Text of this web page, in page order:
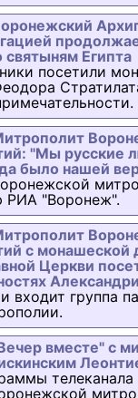
святыням Египта
посетили
"Мы русские
было нашей
РИА "Воронеж".
с монашеской
Церкви
входит группа
вместе" с
телеканала